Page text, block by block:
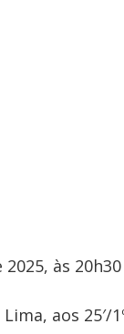
às
aos 25′/